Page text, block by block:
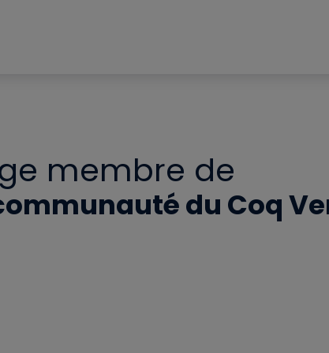
membre de
du Coq